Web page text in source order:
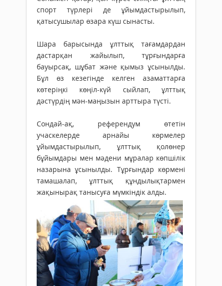
спорт түрлері де ұйымдастырылып,
қатысушылар өзара күш сынасты.
Шара барысында ұлттық тағамдардан
дастарқан жайылып, тұрғындарға
бауырсақ, шұбат және қымыз ұсынылды.
Бұл өз кезегінде келген азаматтарға
көтеріңкі көңіл-күй сыйлап, ұлттық
дәстүрдің мән-маңызын арттыра түсті.
Сондай-ақ, референдум өтетін
учаскелерде арнайы көрмелер
ұйымдастырылып, ұлттық қолөнер
бұйымдары мен мәдени мұралар көпшілік
назарына ұсынылды. Тұрғындар көрмені
тамашалап, ұлттық құндылықтармен
жақынырақ танысуға мүмкіндік алды.